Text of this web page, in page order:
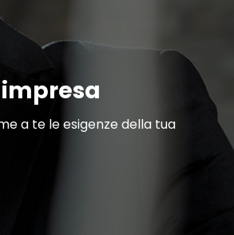
impresa
a te le esigenze della tua